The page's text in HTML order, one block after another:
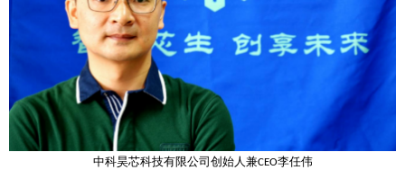
中科昊芯科技有限公司创始人兼CEO李任伟